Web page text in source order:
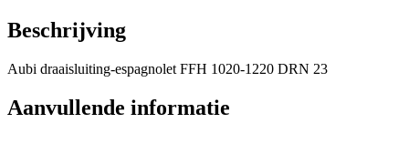
Beschrijving
Aubi draaisluiting-espagnolet FFH 1020-1220 DRN 23
Aanvullende informatie